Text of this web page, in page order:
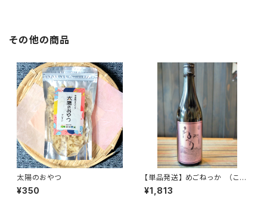
その他の商品
太陽のおやつ
¥350
【単品発送】 めごねっか （これ
はお酒です。20歳未満の方の購
入は法律により禁止されていま
¥1,813